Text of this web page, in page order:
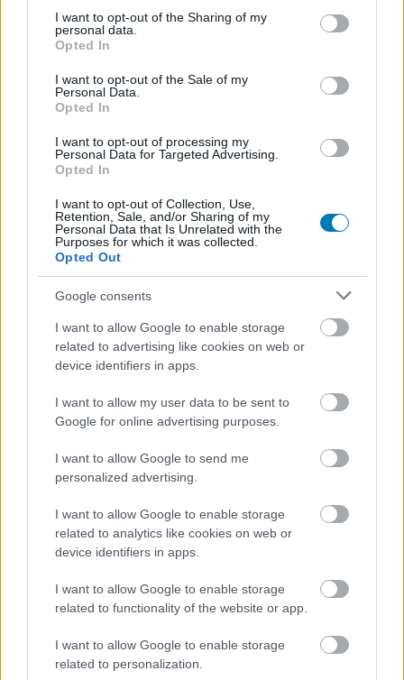
not limited to your visit or usage behaviour. You may click to
grant or deny consent to Google and its third-party tags to
use your data for below specified purposes in below Google
consent section.
I want to opt-out of the Sharing of my
personal data.
Opted In
I want to opt-out of the Sale of my
Personal Data.
Opted In
I want to opt-out of processing my
Personal Data for Targeted Advertising.
Opted In
I want to opt-out of Collection, Use,
Retention, Sale, and/or Sharing of my
Personal Data that Is Unrelated with the
Purposes for which it was collected.
Opted Out
Google consents
I want to allow Google to enable storage
related to advertising like cookies on web or
device identifiers in apps.
I want to allow my user data to be sent to
Google for online advertising purposes.
I want to allow Google to send me
personalized advertising.
I want to allow Google to enable storage
related to analytics like cookies on web or
device identifiers in apps.
I want to allow Google to enable storage
related to functionality of the website or app.
I want to allow Google to enable storage
related to personalization.
nevű, kimondottan cloud gamingre tervezett
szolgáltatással (aminek az volt a fő tanulsága, hogy
azért ezen van még csiszolnivaló).
A széles sáv nemcsak jó dolgokat hozott, hanem a
gyűlölködést is egyszerűbbé tette, és új szintre emelte.
online bullyinga gamervilágban sajnos komoly
probléma, a 2010-es években több híresebb eset is volt,
GamerGate-vita verte - ami nemcsak azt mutatta meg,
hogy a játékosok között is akadnak gyökér zaklatók, de